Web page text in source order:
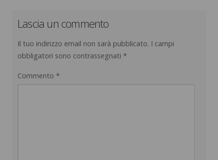
Lascia un commento
Il tuo indirizzo email non sarà pubblicato. I campi
obbligatori sono contrassegnati *
Commento *